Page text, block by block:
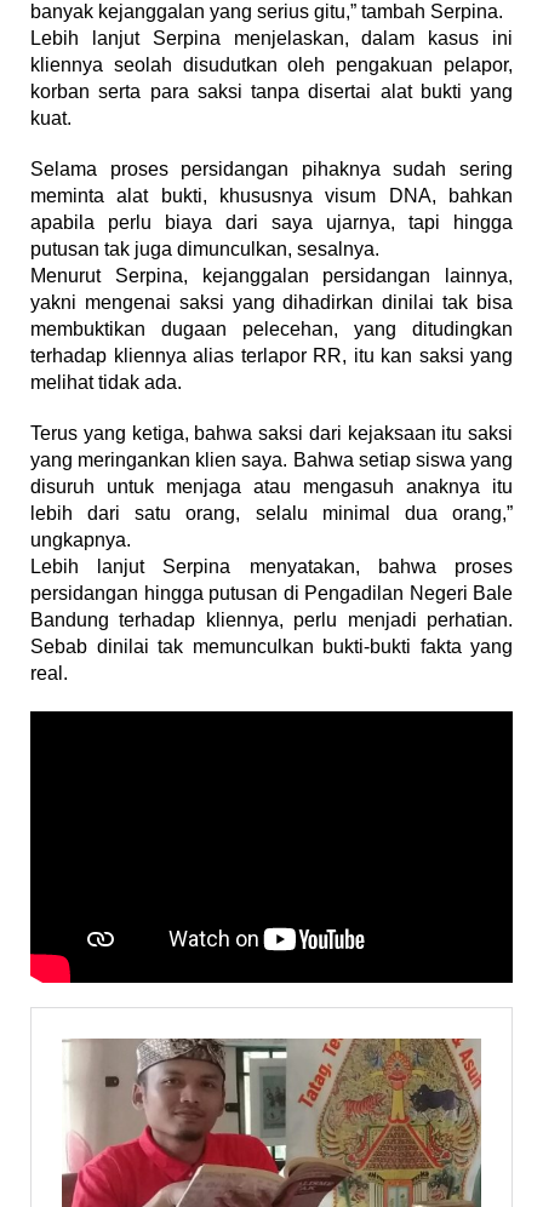
banyak kejanggalan yang serius gitu,” tambah Serpina.
Lebih lanjut Serpina menjelaskan, dalam kasus ini
kliennya seolah disudutkan oleh pengakuan pelapor,
korban serta para saksi tanpa disertai alat bukti yang
kuat.
Selama proses persidangan pihaknya sudah sering
meminta alat bukti, khususnya visum DNA, bahkan
apabila perlu biaya dari saya ujarnya, tapi hingga
putusan tak juga dimunculkan, sesalnya.
Menurut Serpina, kejanggalan persidangan lainnya,
yakni mengenai saksi yang dihadirkan dinilai tak bisa
membuktikan dugaan pelecehan, yang ditudingkan
terhadap kliennya alias terlapor RR, itu kan saksi yang
melihat tidak ada.
Terus yang ketiga, bahwa saksi dari kejaksaan itu saksi
yang meringankan klien saya. Bahwa setiap siswa yang
disuruh untuk menjaga atau mengasuh anaknya itu
lebih dari satu orang, selalu minimal dua orang,”
ungkapnya.
Lebih lanjut Serpina menyatakan, bahwa proses
persidangan hingga putusan di Pengadilan Negeri Bale
Bandung terhadap kliennya, perlu menjadi perhatian.
Sebab dinilai tak memunculkan bukti-bukti fakta yang
real.